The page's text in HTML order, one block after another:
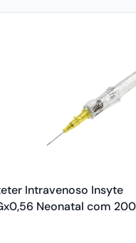
Intravenoso Insyte
Neonatal com